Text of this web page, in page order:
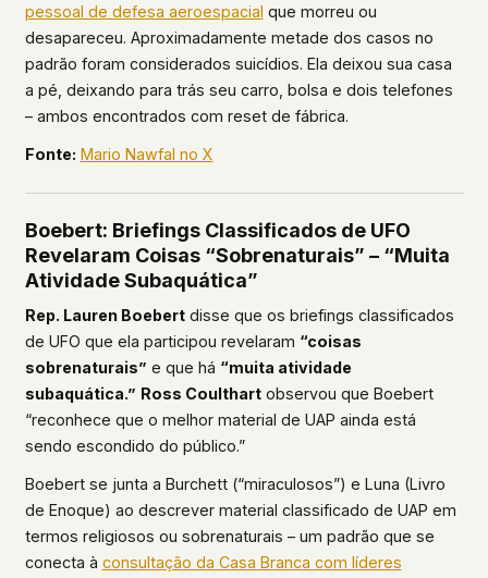
pessoal de defesa aeroespacial que morreu ou
desapareceu. Aproximadamente metade dos casos no
padrão foram considerados suicídios. Ela deixou sua casa
a pé, deixando para trás seu carro, bolsa e dois telefones
– ambos encontrados com reset de fábrica.
Fonte: Mario Nawfal no X
Boebert: Briefings Classificados de UFO
Revelaram Coisas “Sobrenaturais” – “Muita
Atividade Subaquática”
Rep. Lauren Boebertdisse que os briefings classificados
de UFO que ela participou revelaram “coisas
sobrenaturais” e que há “muita atividade
subaquática.” Ross Coulthartobservou que Boebert
“reconhece que o melhor material de UAP ainda está
sendo escondido do público.”
Boebert se junta a Burchett (“miraculosos”) e Luna (Livro
de Enoque) ao descrever material classificado de UAP em
termos religiosos ou sobrenaturais – um padrão que se
conecta à consultação da Casa Branca com líderes